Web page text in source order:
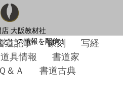
大阪教材社
）の情報を配信！
道記事 篆刻
写経
具情報
書道家
＆Ａ
書道古典